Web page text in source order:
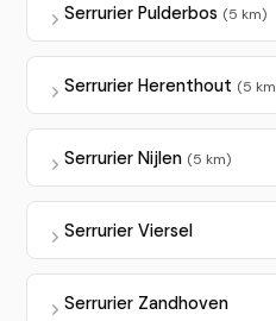
Serrurier Pulderbos (5 km)
Serrurier Herenthout (5
Serrurier Nijlen (5 km)
Serrurier Viersel
Serrurier Zandhoven